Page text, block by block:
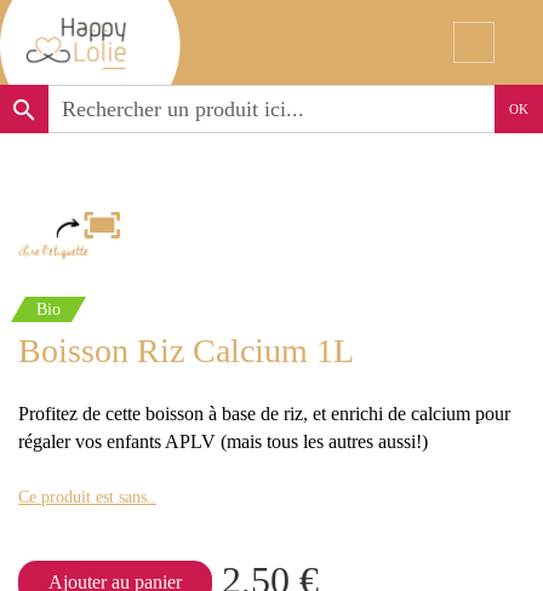
search OK
Bio
Boisson Riz Calcium 1L
Profitez de cette boisson à base de riz, et enrichi de calcium pour
régaler vos enfants APLV (mais tous les autres aussi!)
Ce produit est sans..
Ajouter au panier 2,50 €